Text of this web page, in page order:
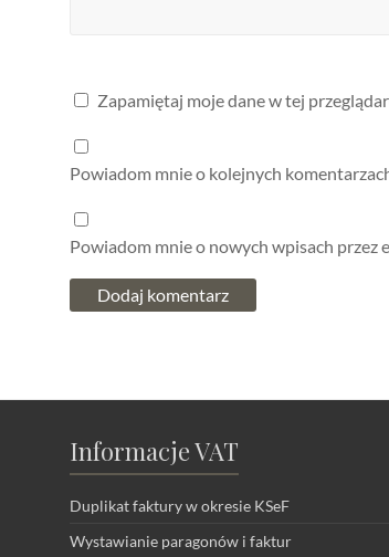
Zapamiętaj moje dane w tej
Powiadom mnie o kolejnych
Powiadom mnie o nowych wpisach przez
Informacje VAT
Duplikat faktury w okresie KSeF
Wystawianie paragonów i faktur